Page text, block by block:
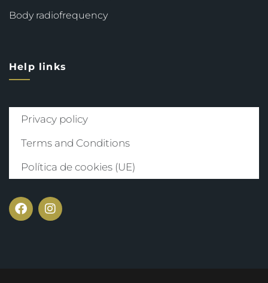
Body radiofrequency
Help links
Privacy policy
Terms and Conditions
Política de cookies (UE)